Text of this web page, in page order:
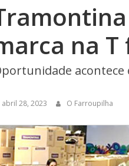
na
acontece
abril 28, 2023 O Farroupilha